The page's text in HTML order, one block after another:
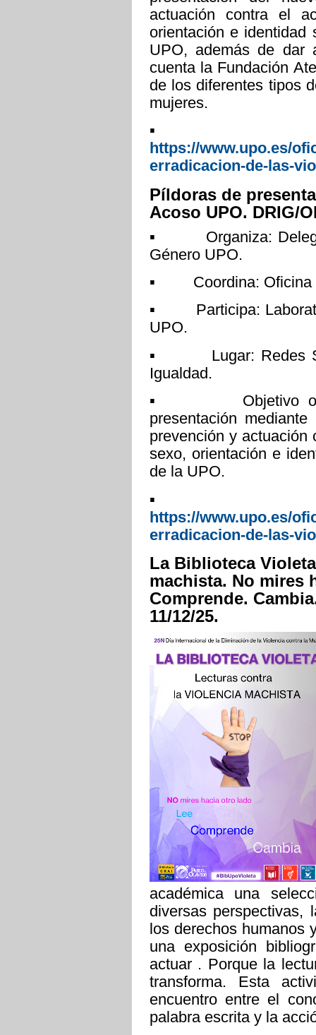
actuación contra el
orientación e identidad
UPO, además de dar
cuenta la Fundación
de los diferentes tipos
mujeres.
▪ Más
https://www.upo.es/
erradicacion-de-las-
Píldoras de
Acoso UPO. DRIG/
▪ Organiza:
Género UPO.
▪ Coordina: Oficina
▪ Participa:
UPO.
▪ Lugar: Redes
Igualdad.
▪ Objetivo o
presentación
prevención y actuación
sexo, orientación e
de la UPO.
▪ Más
https://www.upo.es/
erradicacion-de-las-
La Biblioteca
machista. No mires
Comprende.
11/12/25.
académica una
diversas perspectivas,
los derechos humanos
una exposición
actuar . Porque la
transforma. Esta
encuentro entre el
palabra escrita y la